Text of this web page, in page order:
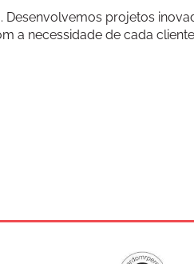
Desenvolvemos projetos
a necessidade de cada